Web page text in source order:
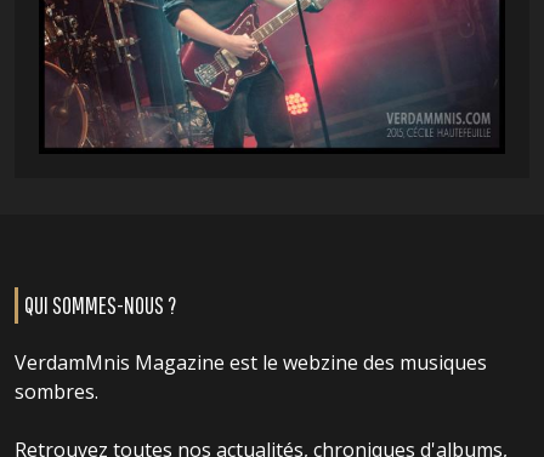
QUI SOMMES-NOUS ?
VerdamMnis Magazine est le webzine des musiques
sombres.
Retrouvez toutes nos actualités, chroniques d'albums,